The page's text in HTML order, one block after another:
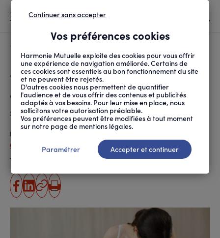
D'ARIANE
ACCUEIL SANTÉ ET SOINS MALADIES ET TRAITEMENTS CYSTITE : UNE FEMME ...
Cystite : une femme sur 10 en
souffre chaque année
Publié le
Céline Durr (ANPM-France Mutualité)
Temps de lecture estimé 3 minute(s)
partager
sur
partager
sur
Copier
l'URL
Imprimer
Vos préférences cookies
Harmonie Mutuelle exploite des cookies pour vous offrir
une expérience de navigation améliorée. Certains de
ces cookies sont essentiels au bon fonctionnement du site
et ne peuvent être rejetés.
D'autres cookies nous permettent de quantifier
l'audience et de vous offrir des contenus et publicités
adaptés à vos besoins. Pour leur mise en place, nous
sollicitons votre autorisation préalable.
Vos préférences peuvent être modifiées à tout moment
sur notre page de mentions légales.
Continuer sans accepter
Paramétrer Accepter et continuer